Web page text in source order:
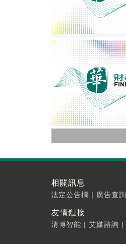
相關訊息
法定公告欄 | 廣告查詢
友情鏈接
清博智能 | 艾媒諮詢 |